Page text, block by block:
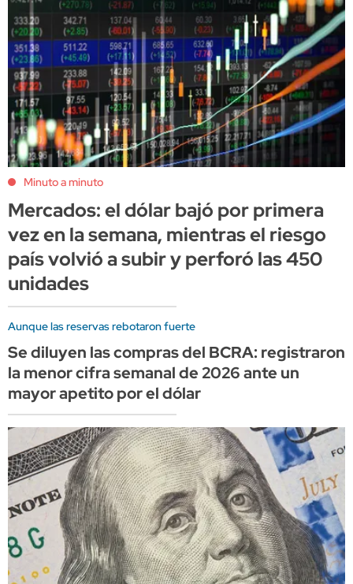
Minuto a minuto
Mercados: el dólar bajó por primera
vez en la semana, mientras el riesgo
país volvió a subir y perforó las 450
unidades
Aunque las reservas rebotaron fuerte
Se diluyen las compras del BCRA: registraron
la menor cifra semanal de 2026 ante un
mayor apetito por el dólar